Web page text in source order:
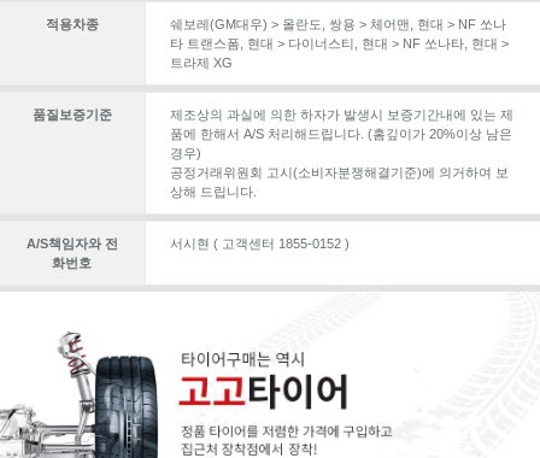
적용차종 쉐보레(GM대우) > 올란도 쌍용 > 체어맨
현대 > NF 쏘나
타 트랜스폼
현대 > 다이너스티 현대 > NF 쏘나타, 현대 >
트라제 XG
품질보증기준
제조상의 과실에 의한 하자가 발생시 보증기간내에 있는 제
품에 한해서 A/S 처리해드립니다. (홈깊이가 20%이상 남은
경우)
공정거래위원회 고시(소비자분쟁해결기준)에 의거하여 보
상해 드립니다.
A/S책임자와 전
화번호
서시현 ( 고객센터 1855-0152 )